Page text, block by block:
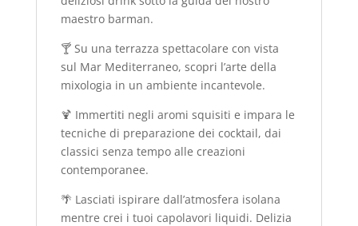
maestro barman.
🍸 Su una terrazza spettacolare con vista
sul Mar Mediterraneo, scopri l’arte della
mixologia in un ambiente incantevole.
🍹 Immertiti negli aromi squisiti e impara le
tecniche di preparazione dei cocktail, dai
classici senza tempo alle creazioni
contemporanee.
🌴 Lasciati ispirare dall’atmosfera isolana
mentre crei i tuoi capolavori liquidi. Delizia